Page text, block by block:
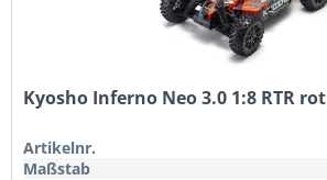
Kyosho Inferno Neo 3.0 1:8 RTR rot
Artikelnr.
Maßstab